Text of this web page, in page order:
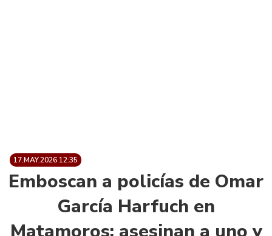
17.MAY.2026 12:35
Emboscan a policías de Omar
García Harfuch en